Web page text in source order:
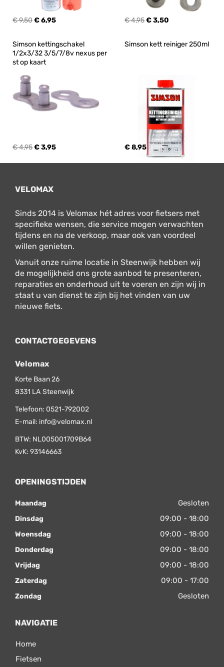
€ 9,50€ 6,95 € 4,95€ 3,50
Simson kettingschakel
1/2x3/32 3/5/7/8v nexus per
st op kaart
€ 4,95€ 3,95
Simson kett reiniger 250ml
€ 8,95
VELOMAX
Sinds 2014 is Velomax hét adres voor fietsers met
specifieke wensen, die service mogen verwachten
tijdens en na de verkoop, maar ook van voordeel
willen genieten.
Vanuit onze ruime locatie in Steenwijk hebben wij
de mogelijkheid ons grote aanbod te presenteren,
reparaties en onderhoud uit te voeren en zijn wij in
staat u van dienst te zijn bij het vinden van uw
nieuwe fiets.
CONTACTGEGEVENS
Velomax
Korte Baan 26
8331 LA Steenwijk
Telefoon: 0521-792002
E-mail: info@velomax.nl
BTW: NL005001709B64
KvK: 93146663
OPENINGSTIJDEN
Maandag Gesloten
Dinsdag 09:00 - 18:00
Woensdag 09:00 - 18:00
Donderdag 09:00 - 18:00
Vrijdag 09:00 - 18:00
Zaterdag 09:00 - 17:00
Zondag Gesloten
NAVIGATIE
Home
Fietsen